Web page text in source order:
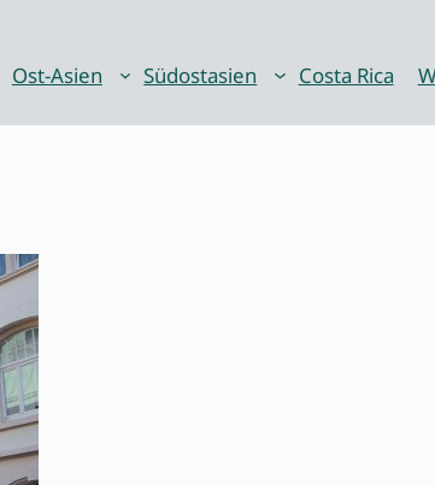
Ost-Asien Südostasien Costa Rica